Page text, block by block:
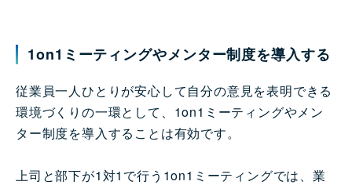
1on1ミーティングやメンター制度を導入する
従業員一人ひとりが安心して自分の意見を表明できる
環境づくりの一環として、1on1ミーティングやメン
ター制度を導入することは有効です。
上司と部下が1対1で行う1on1ミーティングでは、業